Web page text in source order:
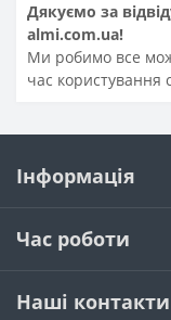
Дякуємо за
almi.com.ua!
Ми робимо все
час користування
Інформація
Час роботи
Наші контакти